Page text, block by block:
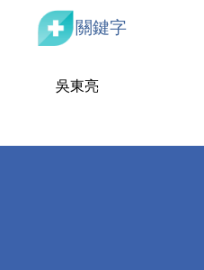
關鍵字
吳東亮